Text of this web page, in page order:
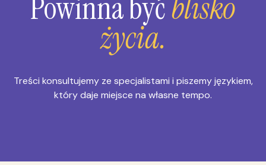
Powinna byćblisko
życia.
Treści konsultujemy ze specjalistami i piszemy językiem,
który daje miejsce na własne tempo.